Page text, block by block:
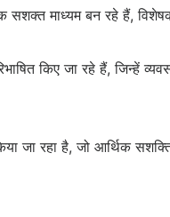
सशक्त माध्यम बन रहे हैं,
किए जा रहे हैं, जिन्हें
जा रहा है, जो आर्थिक